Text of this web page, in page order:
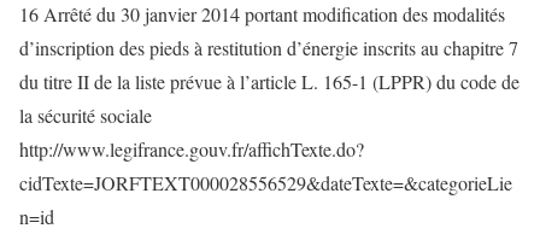
16 Arrêté du 30 janvier 2014 portant modification des modalités
d’inscription des pieds à restitution d’énergie inscrits au chapitre 7
du titre II de la liste prévue à l’article L. 165-1 (LPPR) du code de
la sécurité sociale
http://www.legifrance.gouv.fr/affichTexte.do?
cidTexte=JORFTEXT000028556529&dateTexte=&categorieLie
n=id